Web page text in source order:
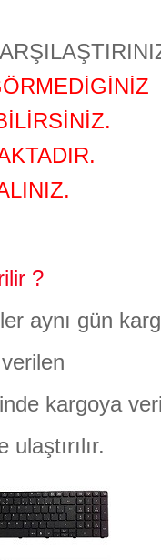
?
aynı gün
kargoya